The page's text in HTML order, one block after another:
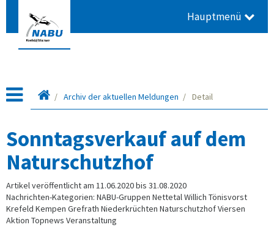
Hauptmenü
Startseite
Archiv der aktuellen Meldungen Detail
Sonntagsverkauf auf dem
Naturschutzhof
Artikel veröffentlicht am 11.06.2020 bis 31.08.2020
Nachrichten-Kategorien: NABU-Gruppen Nettetal Willich Tönisvorst
Krefeld Kempen Grefrath Niederkrüchten Naturschutzhof Viersen
Aktion Topnews Veranstaltung